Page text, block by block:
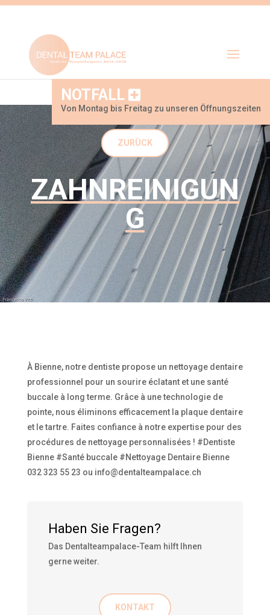
NOTFALL
Von Montag bis Freitag zu unseren Öffnungszeiten
ZURÜCK
ZAHNREINIGUN
G
À Bienne, notre dentiste propose un nettoyage dentaire
professionnel pour un sourire éclatant et une santé
buccale à long terme. Grâce à une technologie de
pointe, nous éliminons efficacement la plaque dentaire
et le tartre. Faites confiance à notre expertise pour des
procédures de nettoyage personnalisées ! #Dentiste
Bienne #Santé buccale #Nettoyage Dentaire Bienne
032 323 55 23 ou info@dentalteampalace.ch
Haben Sie Fragen?
Das Dentalteampalace-Team hilft Ihnen
gerne weiter.
KONTAKT